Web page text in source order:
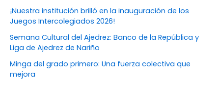
¡Nuestra institución brilló en la inauguración de los
Juegos Intercolegiados 2026!
Semana Cultural del Ajedrez: Banco de la República y
Liga de Ajedrez de Nariño
Minga del grado primero: Una fuerza colectiva que
mejora